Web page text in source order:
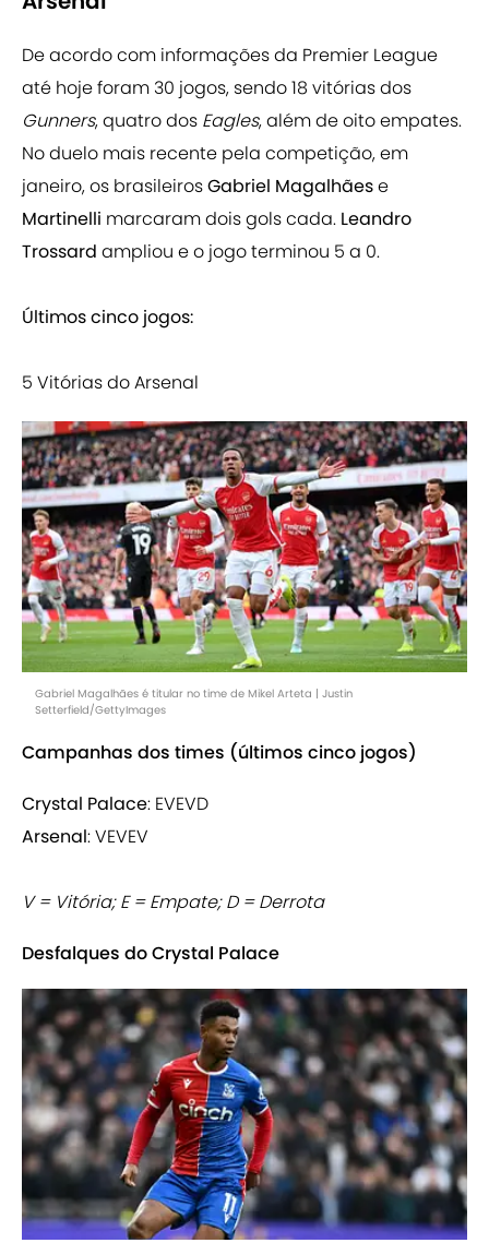
De acordo com informações da Premier League
até hoje foram 30 jogos, sendo 18 vitórias dos
Gunners, quatro dos Eagles, além de oito empates.
No duelo mais recente pela competição, em
janeiro, os brasileirosGabriel Magalhãese
Martinelli marcaram dois gols cada. Leandro
Trossard ampliou e o jogo terminou 5 a 0.
Últimos cinco jogos:
5 Vitórias do Arsenal
Gabriel Magalhães é titular no time de Mikel Arteta | Justin
Setterfield/GettyImages
Campanhas dos times (últimos cinco jogos)
Crystal Palace: EVEVD
Arsenal: VEVEV
V = Vitória; E = Empate; D = Derrota
Desfalques do Crystal Palace